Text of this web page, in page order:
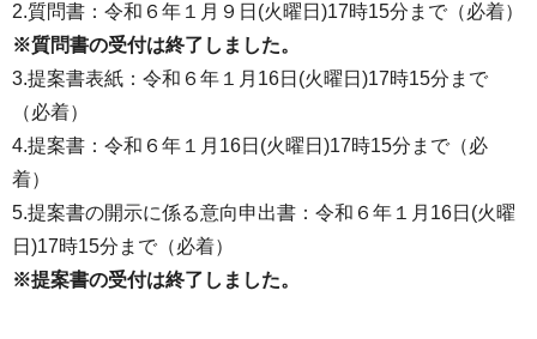
2.質問書：令和６年１月９日(火曜日)17時15分まで（必着）
※質問書の受付は終了しました。
3.提案書表紙：令和６年１月16日(火曜日)17時15分まで
（必着）
4.提案書：令和６年１月16日(火曜日)17時15分まで（必
着）
5.提案書の開示に係る意向申出書：令和６年１月16日(火曜
日)17時15分まで（必着）
※提案書の受付は終了しました。